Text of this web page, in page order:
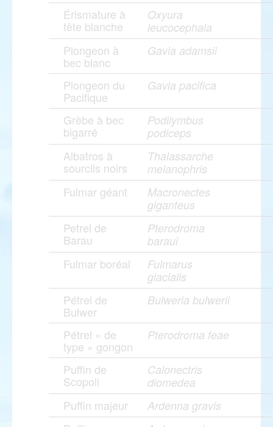
Érismature à
tête blanche
Oxyura
leucocephala
Plongeon à
bec blanc
Gavia adamsii
Plongeon du
Pacifique
Gavia pacifica
Grèbe à bec
bigarré
Podilymbus
podiceps
Albatros à
sourcils noirs
Thalassarche
melanophris
Fulmar géant
Macronectes
giganteus
Petrel de
Barau
Pterodroma
baraui
Fulmar boréal
Fulmarus
glacialis
Pétrel de
Bulwer
Bulweria bulwerii
Pétrel « de
type » gongon
Pterodroma feae
Puffin de
Scopoli
Calonectris
diomedea
Puffin majeur Ardenna gravis